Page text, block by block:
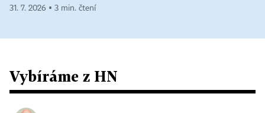
31. 7. 2026 ▪ 3 min. čtení
Vybíráme z HN